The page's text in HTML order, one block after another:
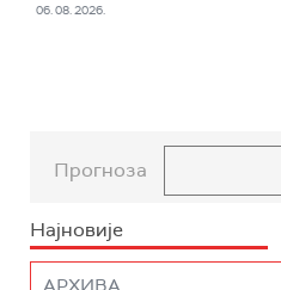
06. 08. 2026.
Прогноза
Најновије